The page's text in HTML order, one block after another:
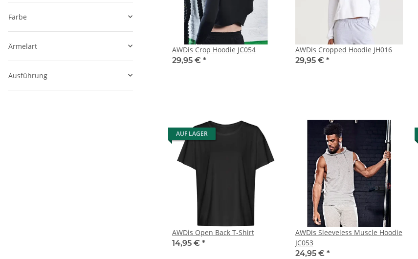
AWDis Crop Hoodie JC054
29,95 € *
AWDis Cropped Hoodie JH016
29,95 € *
AUF LAGER
AWDis Open Back T-Shirt
14,95 € *
AWDis Sleeveless Muscle Hoodie
JC053
24,95 € *
Farbe
Ärmelart
Ausführung